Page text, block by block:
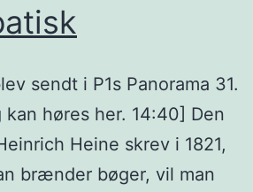
sendt i P1s Panorama 31.
høres her. 14:40] Den
Heine skrev i 1821,
brænder bøger, vil man